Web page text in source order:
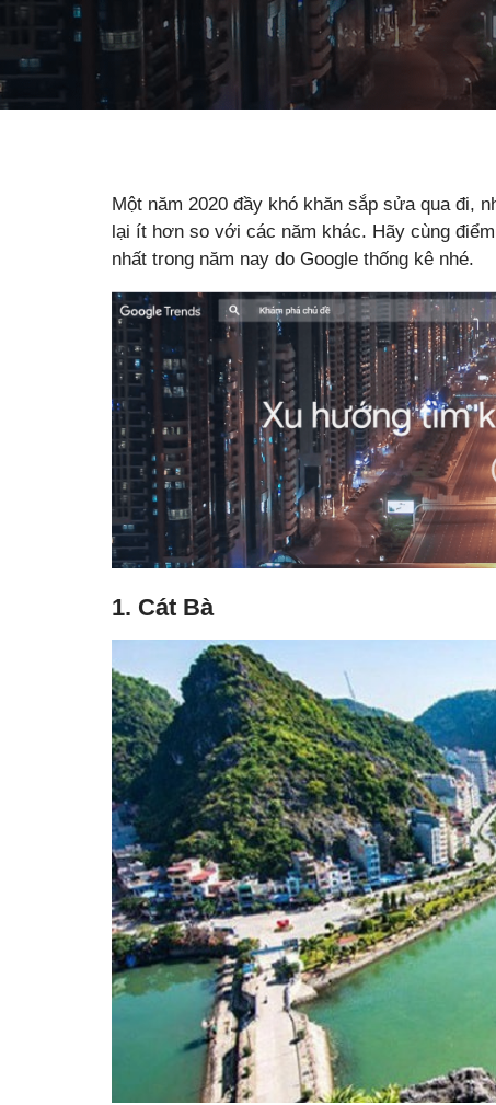
Một năm 2020 đầy khó khăn sắp sửa qua đi,
lại ít hơn so với các năm khác. Hãy cùng
nhất trong năm nay do Google thống kê nhé.
1. Cát Bà